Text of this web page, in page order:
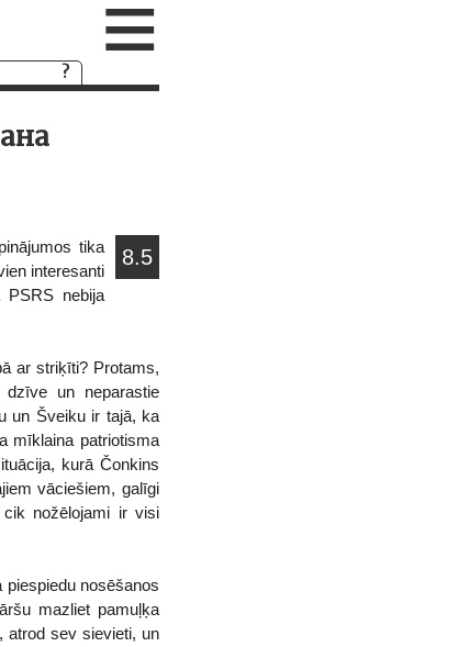
≡
8.5
tika
interesanti
nebija
ar striķīti? Protams,
un neparastie
un Šveiku ir tajā, ka
mīklaina patriotisma
kurā Čonkins
vāciešiem, galīgi
nožēlojami ir visi
nosēšanos
mazliet pamuļķa
atrod sev sievieti, un